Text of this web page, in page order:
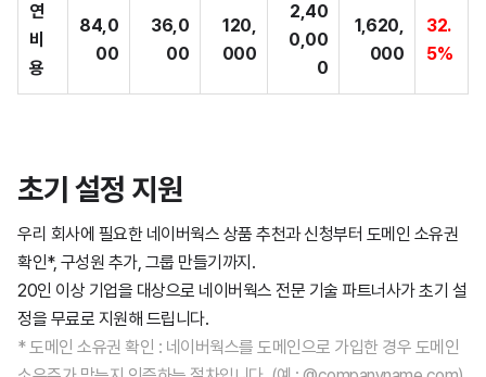
연
비
용
84,0
00
36,0
00
120,
000
2,40
0,00
0
1,620,
000
32.
5%
초기 설정 지원
우리 회사에 필요한 네이버웍스 상품 추천과 신청부터 도메인 소유권
확인*, 구성원 추가, 그룹 만들기까지.
20인 이상 기업을 대상으로 네이버웍스 전문 기술 파트너사가 초기 설
정을 무료로 지원해 드립니다.
* 도메인 소유권 확인 : 네이버웍스를 도메인으로 가입한 경우 도메인